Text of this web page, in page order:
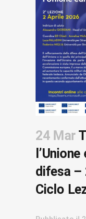
24 Mar
difesa –
Ciclo